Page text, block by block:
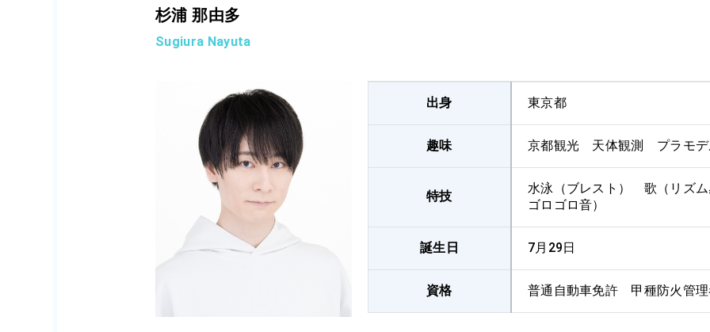
杉浦 那由多
Sugiura Nayuta
出身 東京都
趣味 京都観光 天体観測 プラモデ
特技
水泳（ブレスト） 歌（リズ
ゴロゴロ音）
誕生日 7月29日
資格 普通自動車免許 甲種防火管